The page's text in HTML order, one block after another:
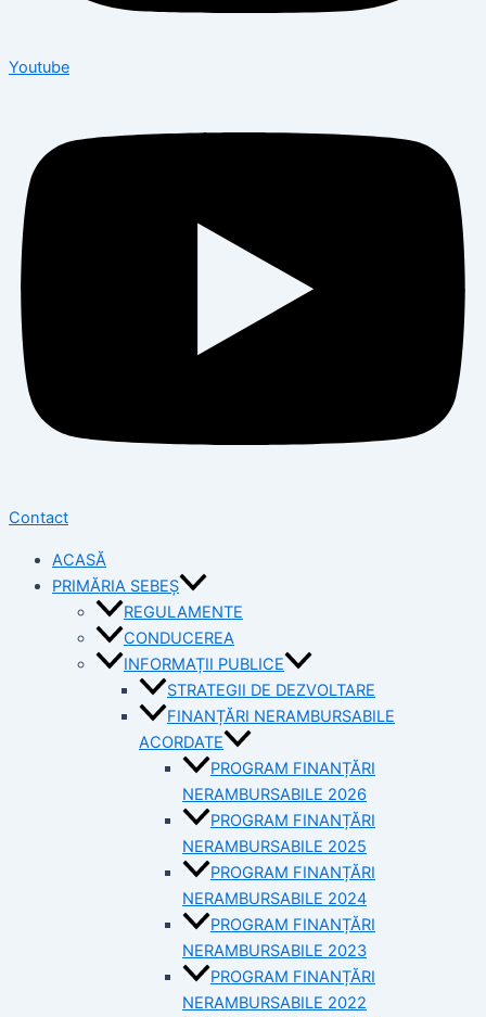
Youtube
Contact
ACASĂ
PRIMĂRIA SEBEȘ
REGULAMENTE
CONDUCEREA
INFORMAȚII PUBLICE
STRATEGII DE DEZVOLTARE
FINANȚĂRI NERAMBURSABILE
ACORDATE
PROGRAM FINANȚĂRI
NERAMBURSABILE 2026
PROGRAM FINANȚĂRI
NERAMBURSABILE 2025
PROGRAM FINANȚĂRI
NERAMBURSABILE 2024
PROGRAM FINANȚĂRI
NERAMBURSABILE 2023
PROGRAM FINANȚĂRI
NERAMBURSABILE 2022